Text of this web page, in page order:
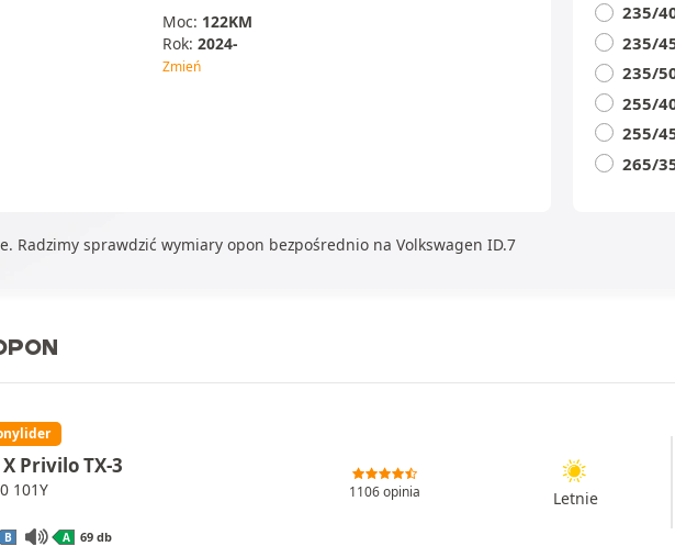
Moc: 122KM
Rok:2024-
Zmień
235/
235/
235/
255/
255/
265/
Radzimy sprawdzić wymiary opon bezpośrednio na Volkswagen ID.7
Privilo TX-3
101Y
B A 69 db
1106 opinia Letnie